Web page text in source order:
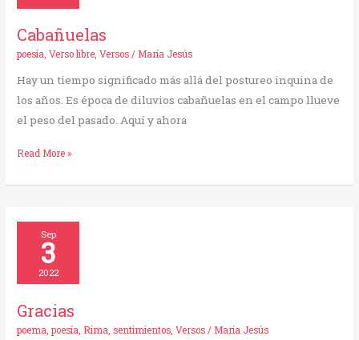
Cabañuelas
poesía,Verso libre,Versos / María Jesús
Hay un tiempo significado más allá del postureo inquina de
los años. Es época de diluvios cabañuelas en el campo llueve
el peso del pasado. Aquí y ahora
Read More »
Sep
3
2022
Gracias
poema ,poesía Rima ,sentimientos ,Versos / María Jesús
Gracias